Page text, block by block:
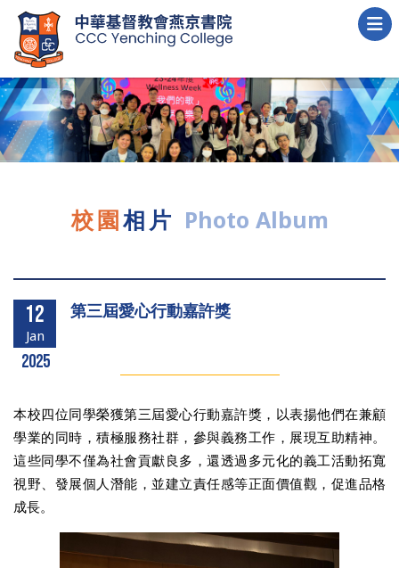
校園相片 Photo Album
12
Jan
2025
第三屆愛心行動嘉許獎
本校四位同學榮獲第三屆愛心行動嘉許獎，以表揚他們在兼顧
學業的同時，積極服務社群，參與義務工作，展現互助精神。
這些同學不僅為社會貢獻良多，還透過多元化的義工活動拓寬
視野、發展個人潛能，並建立責任感等正面價值觀，促進品格
成長。